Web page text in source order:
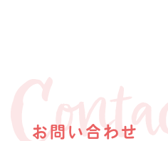
り
お問い合わせ